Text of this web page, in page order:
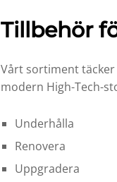
Tillbehör
Vårt sortiment
modern High-Tech-
Underhålla
Renovera
Uppgradera